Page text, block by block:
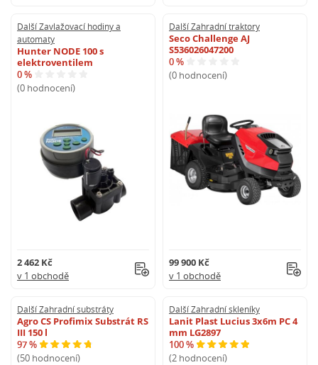
Další Zavlažovací hodiny a
automaty
Hunter NODE 100 s
elektroventilem
0 %
(0 hodnocení)
2 462 Kč
v 1 obchodě
Další Zahradní traktory
Seco Challenge AJ
S536026047200
0 %
(0 hodnocení)
99 900 Kč
v 1 obchodě
Další Zahradní substráty
Agro CS Profimix Substrát RS
III 150 l
97 %
(50 hodnocení)
Další Zahradní skleníky
Lanit Plast Lucius 3x6m PC 4
mm LG2897
100 %
(2 hodnocení)